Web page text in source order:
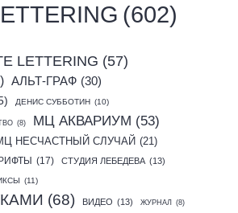
(602)
LETTERING (57)
АЛЬТ-ГРАФ (30)
ДЕНИС СУББОТИН (10)
(8) МЦ АКВАРИУМ (53)
НЕСЧАСТНЫЙ СЛУЧАЙ (21)
(17) СТУДИЯ ЛЕБЕДЕВА (13)
(11)
(68) ВИДЕО (13) ЖУРНАЛ (8)